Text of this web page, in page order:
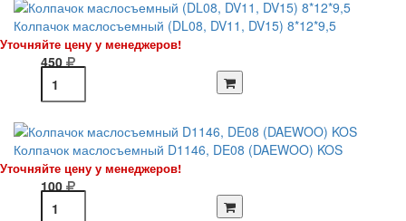
Колпачок маслосъемный (DL08, DV11, DV15) 8*12*9,5
Уточняйте цену у менеджеров!
450
Колпачок маслосъемный D1146, DE08 (DAEWOO) KOS
Уточняйте цену у менеджеров!
100